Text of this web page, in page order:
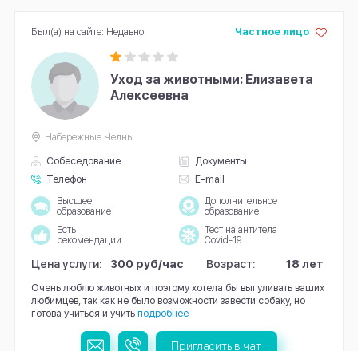
Уход за животными: Елизавета
Алексеевна
Собеседование
Документы
Телефон
E-mail
Частное лицо
Набережные Челны
Высшее
образование
Дополнительное
образование
Есть
рекомендации
Тест на антитела
Covid-19
Цена услуги: 300 руб/час Возраст: 18 лет
Очень люблю животных и поэтому хотела бы выгуливать ваших
любимцев, так как не было возможности завести собаку, но
готова учиться и учить подробнее
Был(а) на сайте: Недавно
Пригласить в чат